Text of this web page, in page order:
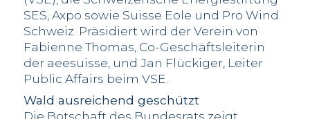
SES, Axpo sowie Suisse Eole und Pro Wind
Schweiz. Präsidiert wird der Verein von
Fabienne Thomas, Co-Geschäftsleiterin
der aeesuisse, und Jan Flückiger, Leiter
Public Affairs beim VSE.
Wald ausreichend geschützt